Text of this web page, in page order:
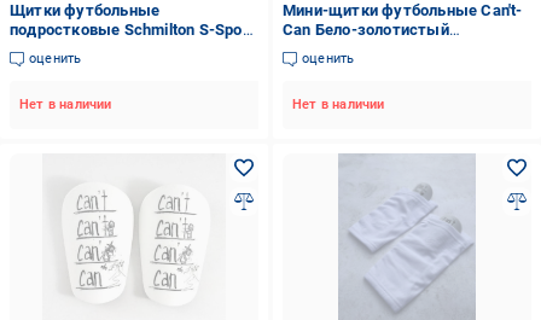
Щитки футбольные
подростковые Schmilton S-Sport
M Черный (31492748)
оценить
Нет в наличии
Мини-щитки футбольные Can't-
Can Бело-золотистый
(2578287852)
оценить
Нет в наличии